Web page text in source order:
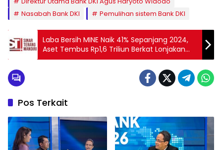
Nasabah Bank DKI
Pemulihan sistem Bank DKI
Laba Bersih MINE Naik 41% Sepanjang 2024,
Aset Tembus Rp1,6 Triliun Berkat Lonjakan
Jasa Penambangan Nikel
Pos Terkait